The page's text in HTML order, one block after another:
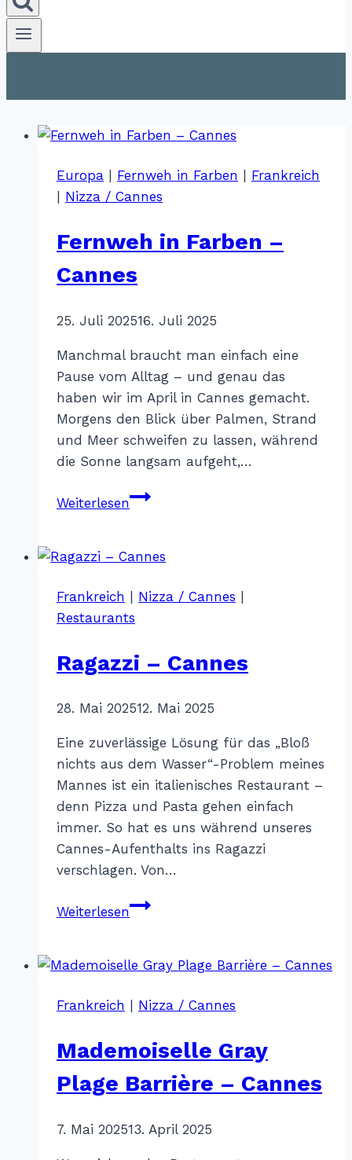
Europa Fernweh in Farben
Frankreich
Nizza / Cannes
Fernweh in Farben –
Cannes
VonKatharina
25. Juli 202516. Juli 2025
Manchmal braucht man einfach eine
Pause vom Alltag – und genau das
haben wir im April in Cannes gemacht.
Morgens den Blick über Palmen, Strand
und Meer schweifen zu lassen, während
die Sonne langsam aufgeht,…
WeiterlesenFernweh
–
Frankreich | Nizza / Cannes |
Restaurants
Ragazzi – Cannes
VonKatharina
28. Mai 202512. Mai 2025
Eine zuverlässige Lösung für das „Bloß
nichts aus dem Wasser“-Problem meines
Mannes ist ein italienisches Restaurant –
denn Pizza und Pasta gehen einfach
immer. So hat es uns während unseres
Cannes-Aufenthalts ins Ragazzi
verschlagen. Von…
WeiterlesenRagazzi
Frankreich Nizza / Cannes
Mademoiselle Gray
Plage Barrière – Cannes
VonKatharina
7. Mai 202513. April 2025